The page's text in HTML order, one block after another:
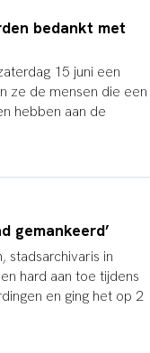
bedankt met
15 juni een
ze de mensen die een
hebben aan de
gemankeerd’
stadsarchivaris in
hard aan toe tijdens
en ging het op 2